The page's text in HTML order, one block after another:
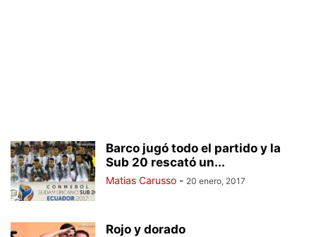
Barco jugó todo el partido y la
Sub 20 rescató un...
Matias Carusso - 20 enero, 2017
Rojo y dorado